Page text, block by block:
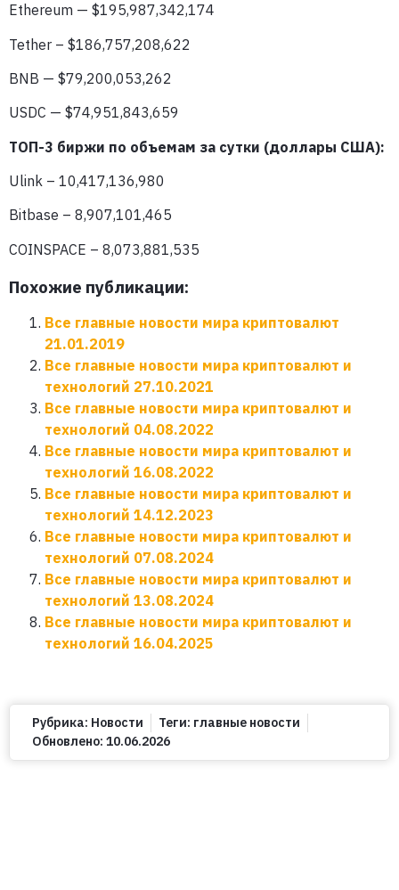
Ethereum — $195,987,342,174
Tether – $186,757,208,622
BNB — $79,200,053,262
USDC — $74,951,843,659
ТОП-3 биржи по объемам за сутки (доллары США):
Ulink – 10,417,136,980
Bitbase – 8,907,101,465
COINSPACE – 8,073,881,535
Похожие публикации:
Все главные новости мира криптовалют
21.01.2019
Все главные новости мира криптовалют и
технологий 27.10.2021
Все главные новости мира криптовалют и
технологий 04.08.2022
Все главные новости мира криптовалют и
технологий 16.08.2022
Все главные новости мира криптовалют и
технологий 14.12.2023
Все главные новости мира криптовалют и
технологий 07.08.2024
Все главные новости мира криптовалют и
технологий 13.08.2024
Все главные новости мира криптовалют и
технологий 16.04.2025
Рубрика: Новости Теги: главные новости
Обновлено: 10.06.2026